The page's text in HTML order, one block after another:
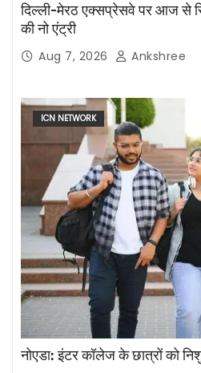
दिल्ली-मेरठ एक्सप्रेसवे पर आज से
की नो एंट्री
Aug 7, 2026 Ankshree
ICN NETWORK
नोएडा: इंटर कॉलेज के छात्रों को